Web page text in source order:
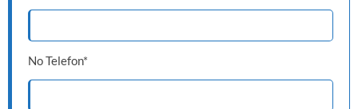
No Telefon*